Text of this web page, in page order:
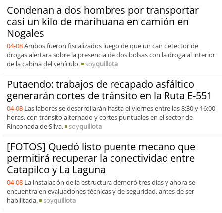
Condenan a dos hombres por transportar
casi un kilo de marihuana en camión en
Nogales
04-08Ambos fueron fiscalizados luego de que un can detector de
drogas alertara sobre la presencia de dos bolsas con la droga al interior
de la cabina del vehículo.
soyquillota
Putaendo: trabajos de recapado asfáltico
generarán cortes de tránsito en la Ruta E-551
04-08 Las labores se desarrollarán hasta el viernes entre las 8:30 y 16:00
horas, con tránsito alternado y cortes puntuales en el sector de
Rinconada de Silva.
soyquillota
[FOTOS] Quedó listo puente mecano que
permitirá recuperar la conectividad entre
Catapilco y La Laguna
04-08 La instalación de la estructura demoró tres días y ahora se
encuentra en evaluaciones técnicas y de seguridad, antes de ser
habilitada.
soyquillota